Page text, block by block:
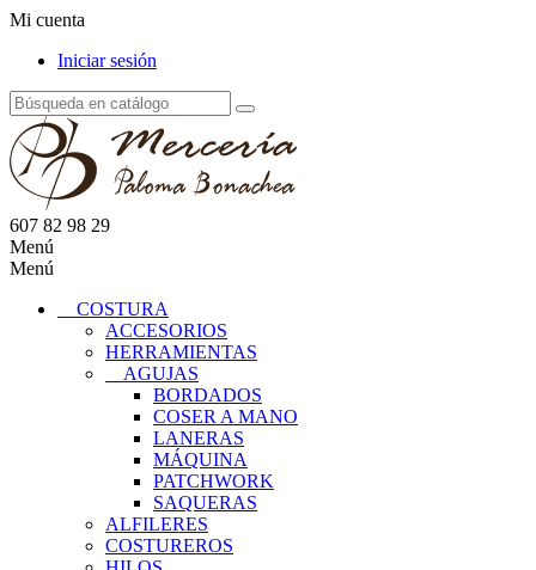
Mi cuenta
Iniciar sesión
607 82 98 29
Menú
Menú
COSTURA
ACCESORIOS
HERRAMIENTAS
AGUJAS
BORDADOS
COSER A MANO
LANERAS
MÁQUINA
PATCHWORK
SAQUERAS
ALFILERES
COSTUREROS